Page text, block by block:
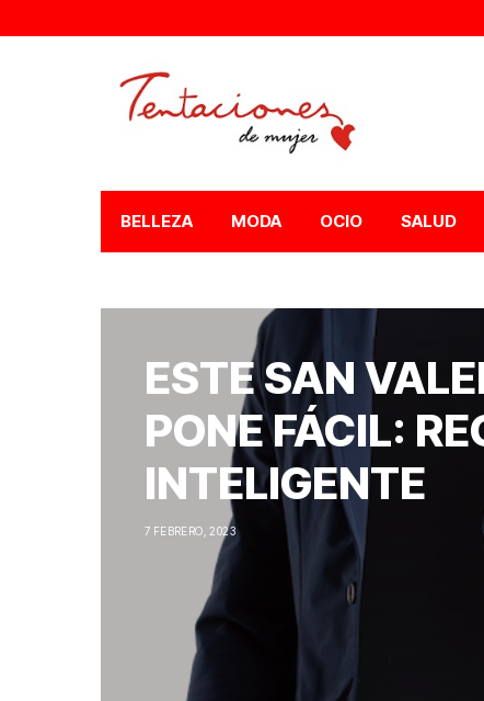
BELLEZA MODA OCIO SALUD
ESTE SAN
PONE FÁCIL:
INTELIGENTE
7 FEBRERO, 2023